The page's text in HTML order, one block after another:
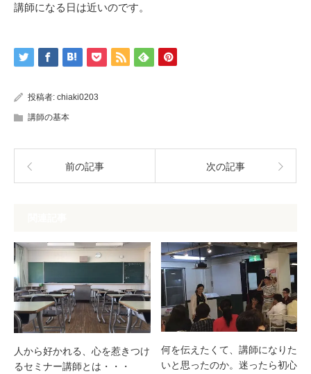
講師になる日は近いのです。
投稿者: chiaki0203
講師の基本
前の記事 次の記事
人から好かれる、心を惹きつけ
るセミナー講師とは・・・
何を伝えたくて、講師になりた
いと思ったのか。迷ったら初心